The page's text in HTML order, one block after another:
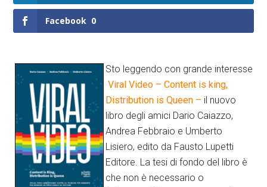
Facebook 0
Sto leggendo con grande interesse
Viral Video – Content is king,
Distribution is Queen – il nuovo
libro degli amici Dario Caiazzo,
Andrea Febbraio e Umberto
Lisiero, edito da Fausto Lupetti
Editore. La tesi di fondo del libro è
che non è necessario o